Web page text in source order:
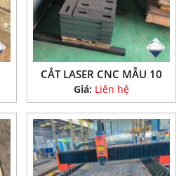
CẮT LASER CNC MẪU 10
Giá: Liên hệ